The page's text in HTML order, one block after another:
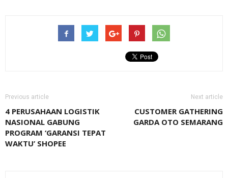
Previous article
4 PERUSAHAAN LOGISTIK
NASIONAL GABUNG
PROGRAM ‘GARANSI TEPAT
WAKTU’ SHOPEE
Next article
CUSTOMER GATHERING
GARDA OTO SEMARANG